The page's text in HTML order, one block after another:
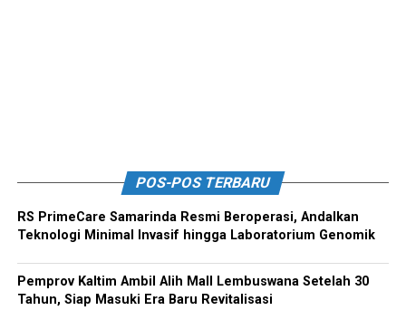
POS-POS TERBARU
RS PrimeCare Samarinda Resmi Beroperasi, Andalkan
Teknologi Minimal Invasif hingga Laboratorium Genomik
Pemprov Kaltim Ambil Alih Mall Lembuswana Setelah 30
Tahun, Siap Masuki Era Baru Revitalisasi